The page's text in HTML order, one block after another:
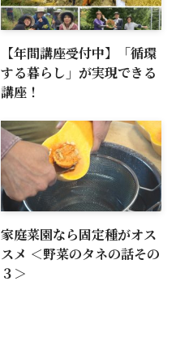
【年間講座受付中】「循環
する暮らし」が実現できる
講座！
家庭菜園なら固定種がオス
スメ ＜野菜のタネの話その
３＞